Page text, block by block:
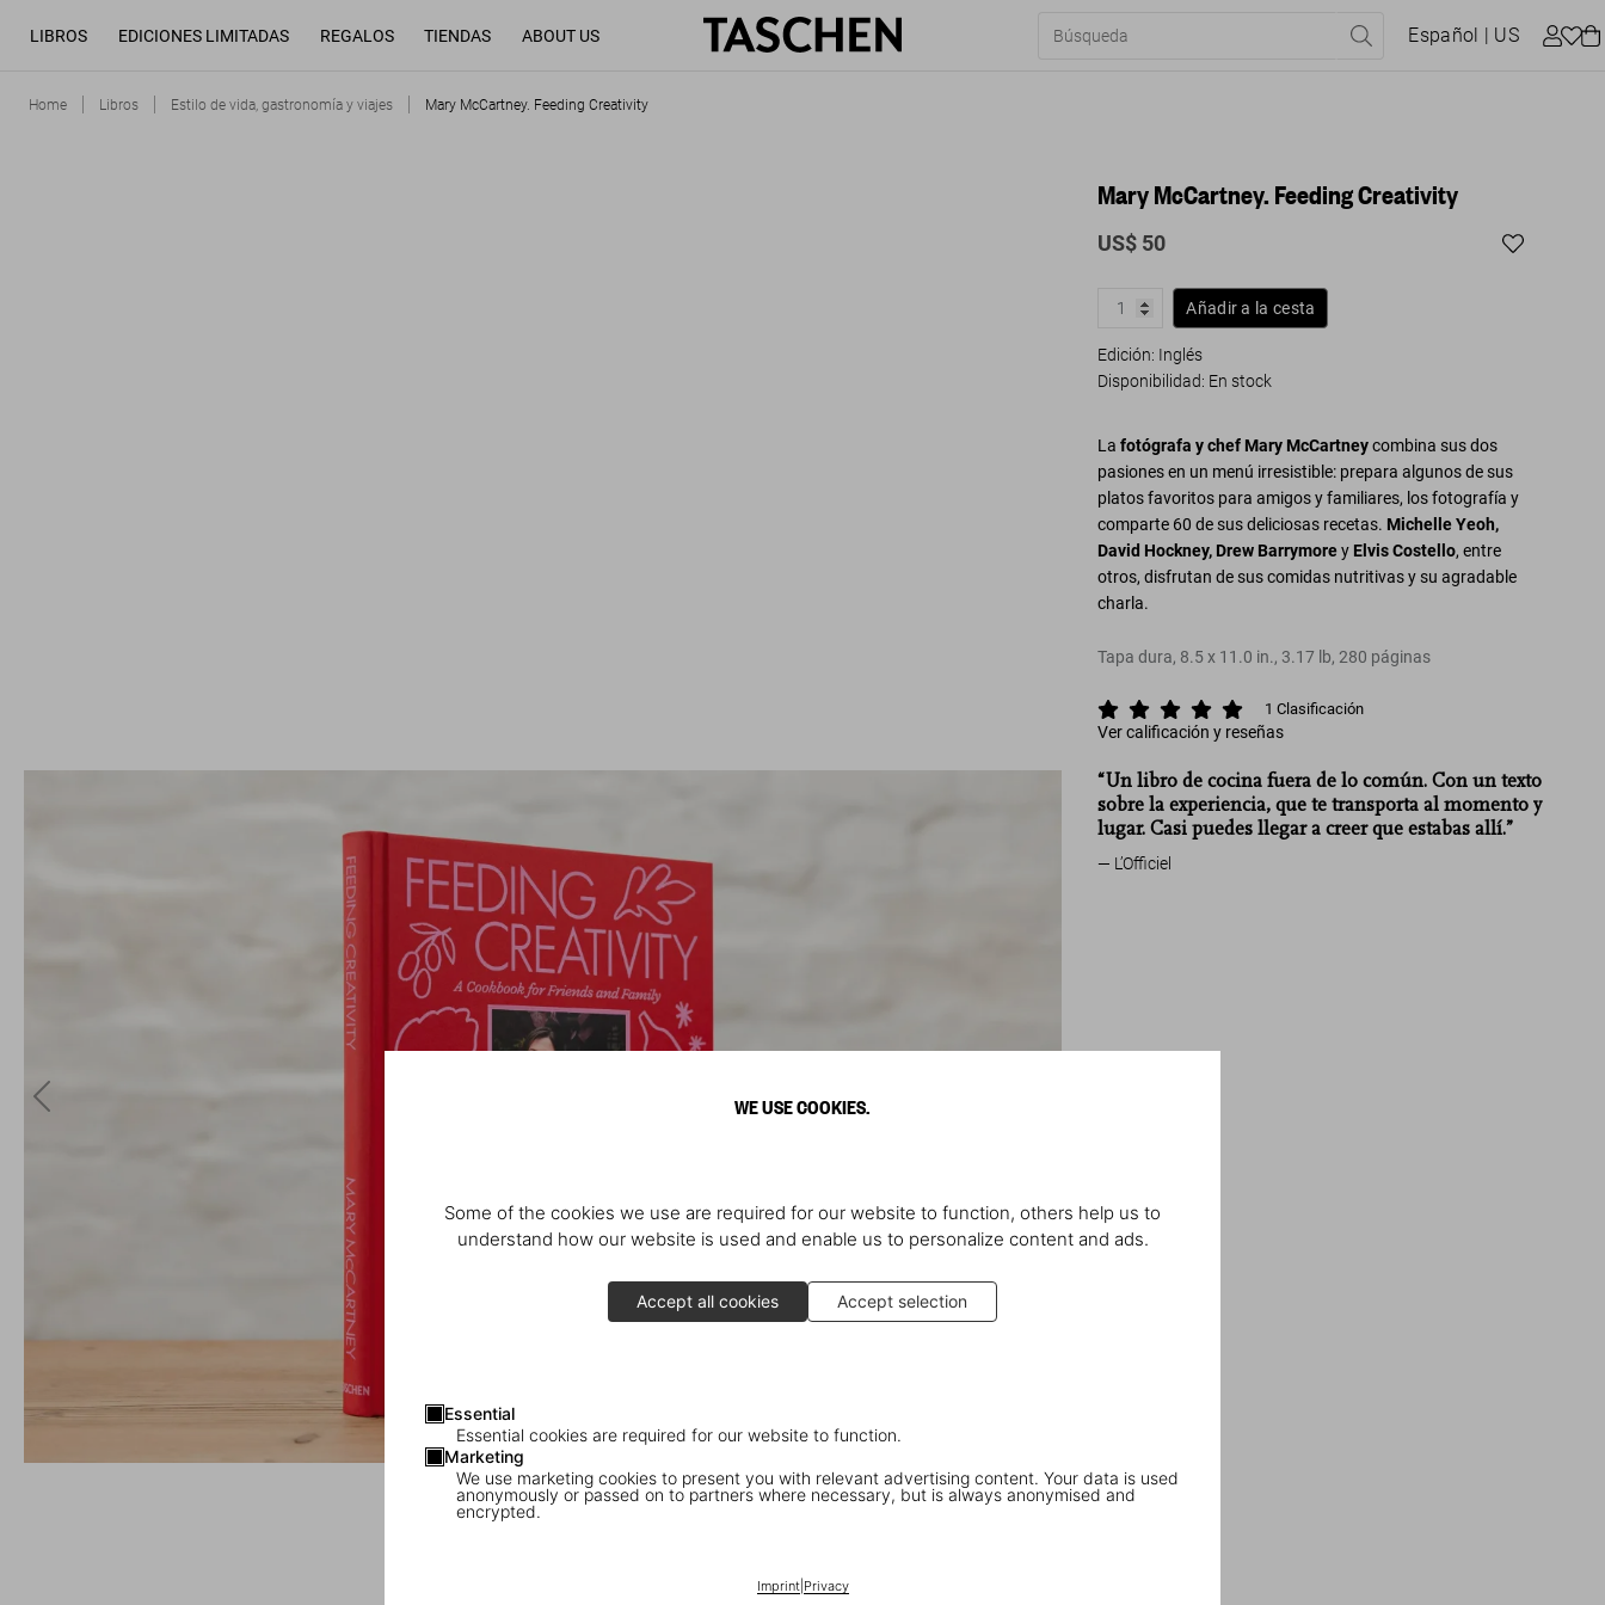
WE USE COOKIES.
Some of the cookies we use are required for our website to function, others help us to
understand how our website is used and enable us to personalize content and ads.
Accept all cookies Accept selection
Essential
Essential cookies are required for our website to function.
Marketing
We use marketing cookies to present you with relevant advertising content. Your data is used
anonymously or passed on to partners where necessary, but is always anonymised and
encrypted.
Imprint| Privacy
LIBROS EDICIONES LIMITADAS REGALOS TIENDAS ABOUT US Español | US
Home Libros Estilo de vida, gastronomía y viajes Mary McCartney. Feeding Creativity
Mary McCartney. Feeding Creativity
US$ 50
Añadir a la cesta
Edición: Inglés
Disponibilidad: En stock
Lafotógrafa y chef Mary McCartneycombina sus dos
pasiones en un menú irresistible: prepara algunos de sus
platos favoritos para amigos y familiares, los fotografía y
comparte 60 de sus deliciosas recetas. Michelle Yeoh,
David Hockney, Drew Barrymorey Elvis Costello, entre
otros, disfrutan de sus comidas nutritivas y su agradable
charla.
Tapa dura, 8.5x 11.0 in., 3.17 lb,280 páginas
1 Clasificación
Ver calificación y reseñas
“Un libro de cocina fuera de lo común. Con un texto
sobre la experiencia, que te transporta al momento y
lugar. Casi puedes llegar a creer que estabas allí.”
L’Officiel
Feeding Creativity. A Cookbook for
Friends and Family